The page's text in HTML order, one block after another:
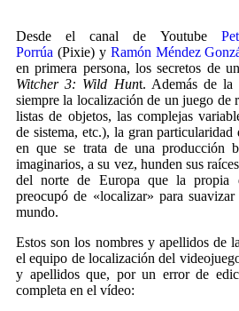
Desde el canal de Youtube
Porrúa (Pixie) y Ramón Méndez
en primera persona, los secretos de
Witcher 3: Wild Hunt. Además de la
siempre la localización de un juego de
listas de objetos, las complejas
de sistema, etc.), la gran particularidad
en que se trata de una producción
imaginarios, a su vez, hunden sus
del norte de Europa que la propia
preocupó de «localizar» para
mundo.
Estos son los nombres y apellidos de
el equipo de localización del
y apellidos que, por un error de
completa en el vídeo: